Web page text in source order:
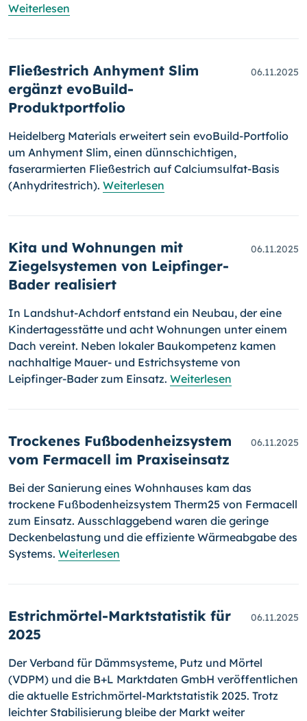
Weiterlesen
Fließestrich Anhyment Slim
ergänzt evoBuild-
Produktportfolio
06.11.2025
Heidelberg Materials erweitert sein evoBuild-Portfolio
um Anhyment Slim, einen dünnschichtigen,
faserarmierten Fließestrich auf Calciumsulfat-Basis
(Anhydritestrich). Weiterlesen
Kita und Wohnungen mit
Ziegelsystemen von Leipfinger-
Bader realisiert
06.11.2025
In Landshut-Achdorf entstand ein Neubau, der eine
Kindertagesstätte und acht Wohnungen unter einem
Dach vereint. Neben lokaler Baukompetenz kamen
nachhaltige Mauer- und Estrichsysteme von
Leipfinger-Bader zum Einsatz. Weiterlesen
Trockenes Fußbodenheizsystem
vom Fermacell im Praxiseinsatz
06.11.2025
Bei der Sanierung eines Wohnhauses kam das
trockene Fußbodenheizsystem Therm25 von Fermacell
zum Einsatz. Ausschlaggebend waren die geringe
Deckenbelastung und die effiziente Wärmeabgabe des
Systems. Weiterlesen
Estrichmörtel-Marktstatistik für
2025
06.11.2025
Der Verband für Dämmsysteme, Putz und Mörtel
(VDPM) und die B+L Marktdaten GmbH veröffentlichen
die aktuelle Estrichmörtel-Marktstatistik 2025. Trotz
leichter Stabilisierung bleibe der Markt weiter